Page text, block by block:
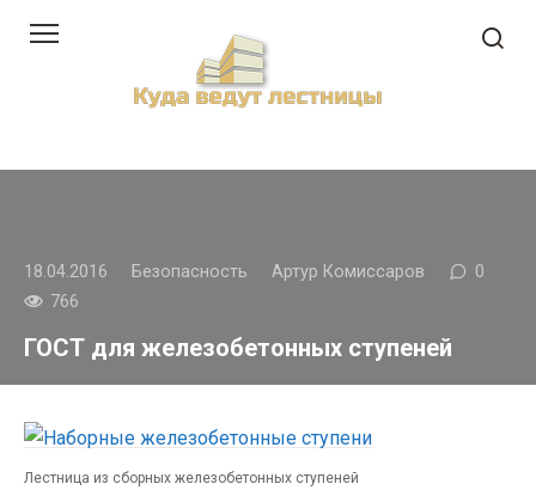
18.04.2016 Безопасность Артур Комиссаров
0
766
ГОСТ для железобетонных ступеней
Лестница из сборных железобетонных ступеней